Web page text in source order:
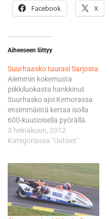
Facebook X
Aiheeseen liittyy
Suurhaasko tuurasi Sarjosta
Aiemmin kokemusta
piikkiluokasta hankkinut
Suurhasko ajoi Kemorassa
ensimmäistä kertaa isolla
600-kuutioisella pyörällä.
Kokemukseen nähden
ensimmäiset metrit
hyviä aikoja harjoituksissa
kurvaillut mies lunasti
itselleen aika-ajoissa 19.
lähtöruudun. Lupaavasti
alkanut viikonloppu sai
kuitenkin harmillisen
3 heinäkuun, 2012
Kategoriassa "Uutiset"